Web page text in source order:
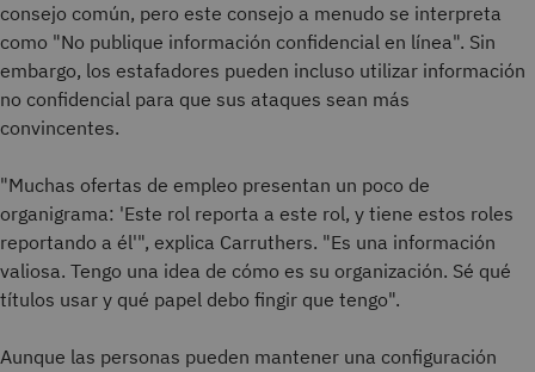
consejo común, pero este consejo a menudo se interpreta
como "No publique información confidencial en línea". Sin
embargo, los estafadores pueden incluso utilizar información
no confidencial para que sus ataques sean más
convincentes.
"Muchas ofertas de empleo presentan un poco de
organigrama: 'Este rol reporta a este rol, y tiene estos roles
reportando a él'", explica Carruthers. "Es una información
valiosa. Tengo una idea de cómo es su organización. Sé qué
títulos usar y qué papel debo fingir que tengo".
Aunque las personas pueden mantener una configuración